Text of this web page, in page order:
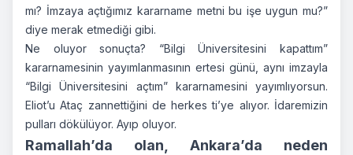
mı? İmzaya açtığımız kararname metni bu işe uygun mu?”
diye merak etmediği gibi.
Ne oluyor sonuçta? “Bilgi Üniversitesini kapattım”
kararnamesinin yayımlanmasının ertesi günü, aynı imzayla
“Bilgi Üniversitesini açtım” kararnamesini yayımlıyorsun.
Eliot’u Ataç zannettiğini de herkes ti’ye alıyor. İdaremizin
pulları dökülüyor. Ayıp oluyor.
Ramallah’da olan, Ankara’da neden